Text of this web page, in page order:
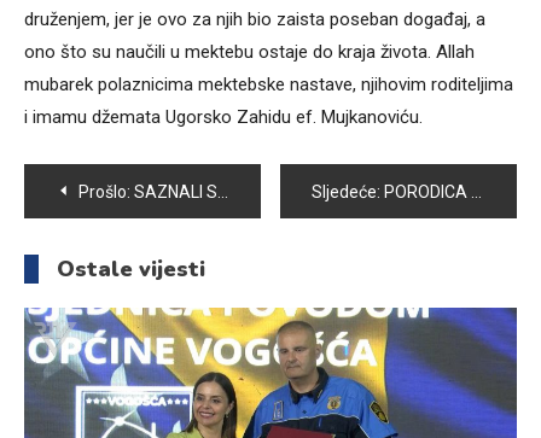
druženjem, jer je ovo za njih bio zaista poseban događaj, a
ono što su naučili u mektebu ostaje do kraja života. Allah
mubarek polaznicima mektebske nastave, njihovim roditeljima
i imamu džemata Ugorsko Zahidu ef. Mujkanoviću.
Navigacija
članaka
Prošlo: SAZNALI SMO KAKO ZAŠTITITI ŽIVOTINJE OD VISOKIH TEMPERATURA Sljedeće: PORODICA BEŠLIJA O PRIZNANJU „ZLATNI GRB SA PLAKETOM OPĆINE VOGOŠĆA“ POSTHUMNO DŽENANI BEŠLIJA: HVALA NA ISKAZANOM POŠTOVANJU
Ostale vijesti